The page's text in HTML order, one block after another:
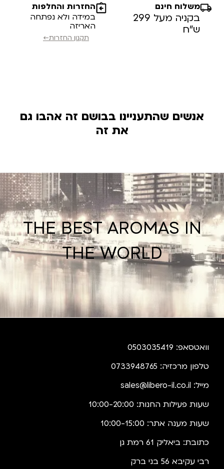
משלוח חינם
בקניה מעל 299
ש”ח
החזרות והחלפות
במידה ולא נפתחה
האריזה
תקנון החזרות←
אנשים שהתעניינו בבושם זה אהבו גם
את זה
THE BEST AROMAS IN
THE WORLD
וואטסאפ: 0503035419
טלפון מרכזיה: 0733948765
מייל: sales@libero-il.co.il
שעות פעילות החנות: 10:00-20:00
שעות מענה אתר: 10:00-15:00
כתובת: ביאליק 61 רמת גן
רבי עקיבא 56 בני ברק